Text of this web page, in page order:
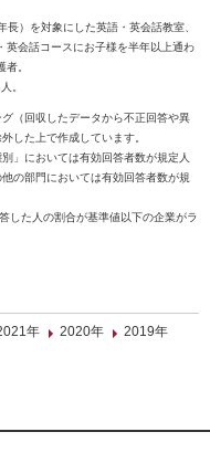
長）を対象にした英語・英会話教室、
英会話コースにお子様を半年以上通わ
者。
。
（回収したデータから不正回答や異
した上で作成しています。
」においては有効回答者数が規定人
の部門においては有効回答者数が規
した人の割合が基準値以下の企業がラ
年 2020年
2019年